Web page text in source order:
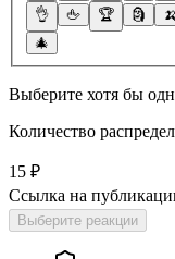
👌
🖕 🏆 🗿 🍌
🎄
Выберите хотя бы
Количество
15 ₽
Ссылка на
Выберите реакции